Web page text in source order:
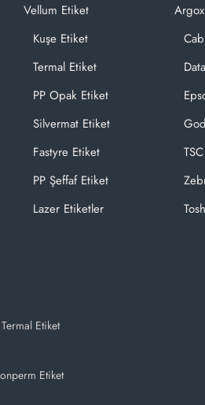
Vellum Etiket
Kuşe Etiket
Termal Etiket
PP Opak Etiket
Silvermat Etiket
Fastyre Etiket
PP Şeffaf Etiket
Lazer Etiketler
Etiket
Etiket